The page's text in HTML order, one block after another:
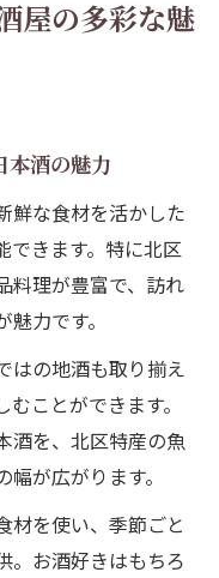
屋の多彩な魅
本酒の魅力
鮮な食材を活かした
できます。特に北区
料理が豊富で、訪れ
力です。
はの地酒も取り揃え
ことができます。
酒を、北区特産の魚
が広がります。
材を使い、季節ごと
。お酒好きはもちろ